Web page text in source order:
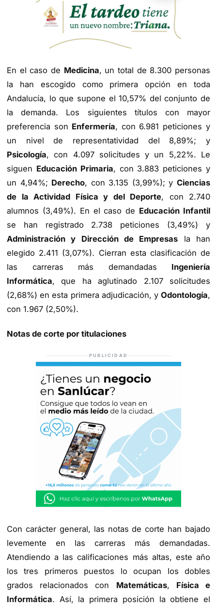
En el caso de Medicina, un total de 8.300 personas
la han escogido como primera opción en toda
Andalucía, lo que supone el 10,57% del conjunto de
la demanda. Los siguientes títulos con mayor
preferencia son Enfermería, con 6.981 peticiones y
un nivel de representatividad del 8,89%; y
Psicología, con 4.097 solicitudes y un 5,22%. Le
siguen Educación Primaria, con 3.883 peticiones y
un 4,94%; Derecho, con 3.135 (3,99%); yCiencias
de la Actividad Física y del Deporte, con 2.740
alumnos (3,49%). En el caso de Educación Infantil
se han registrado 2.738 peticiones (3,49%) y
Administración y Dirección de Empresas la han
elegido 2.411 (3,07%). Cierran esta clasificación de
las carreras más demandadas Ingeniería
Informática, que ha aglutinado 2.107 solicitudes
(2,68%) en esta primera adjudicación, y Odontología,
con 1.967 (2,50%).
Notas de corte por titulaciones
PUBLICIDAD
Con carácter general, las notas de corte han bajado
levemente en las carreras más demandadas.
Atendiendo a las calificaciones más altas, este año
los tres primeros puestos lo ocupan los dobles
grados relacionados con Matemáticas, Física e
Informática. Así, la primera posición la obtiene el